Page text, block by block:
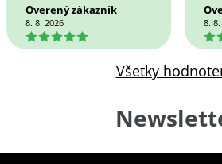
Overený zákazník
8. 8. 2026
5
8.
5
Všetky